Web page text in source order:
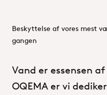
Beskyttelse af vores mest
gangen
Vand er essensen af
OQEMA er vi